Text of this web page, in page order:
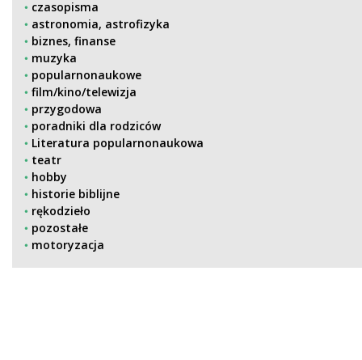
czasopisma
astronomia, astrofizyka
biznes, finanse
muzyka
popularnonaukowe
film/kino/telewizja
przygodowa
poradniki dla rodziców
Literatura popularnonaukowa
teatr
hobby
historie biblijne
rękodzieło
pozostałe
motoryzacja